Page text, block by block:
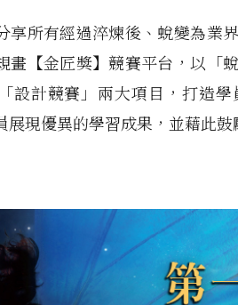
享所有經過淬煉後、蛻變為業
畫【金匠獎】競賽平台，以「
設計競賽」兩大項目，打造
展現優異的學習成果，並藉此鼓